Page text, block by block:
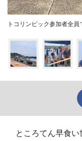
トコリンピック参加者全員
ところてん早食い